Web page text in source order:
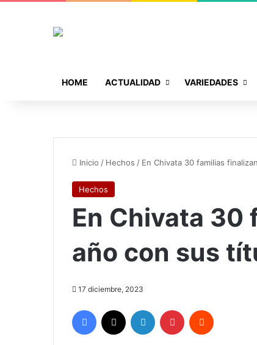
HOME ACTUALIDAD VARIEDADES
Inicio / Hechos / En Chivata 30 familias
Hechos
En Chivata 30
año con sus
17 diciembre, 2023
Facebook LinkedIn Pinterest